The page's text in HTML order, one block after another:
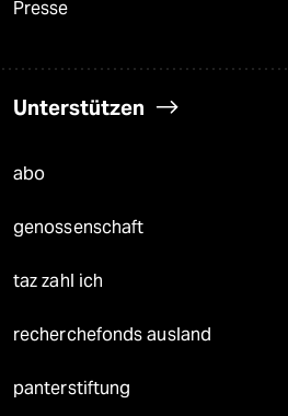
Presse
Unterstützen
abo
genossenschaft
taz zahl ich
recherchefonds ausland
panterstiftung